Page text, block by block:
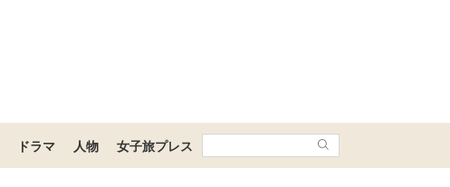
ドラマ 人物 女子旅プレス